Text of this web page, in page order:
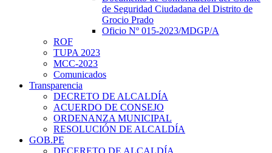
de Seguridad Ciudadana del Distrito de
Grocio Prado
Oficio Nº 015-2023/MDGP/A
ROF
TUPA 2023
MCC-2023
Comunicados
Transparencia
DECRETO DE ALCALDÍA
ACUERDO DE CONSEJO
ORDENANZA MUNICIPAL
RESOLUCIÓN DE ALCALDÍA
GOB.PE
DECERETO DE ALCALDÍA